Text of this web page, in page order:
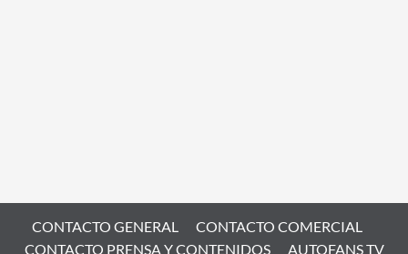
CONTACTO GENERAL
CONTACTO COMERCIAL
CONTACTO PRENSA Y CONTENIDOS
AUTOFANS TV